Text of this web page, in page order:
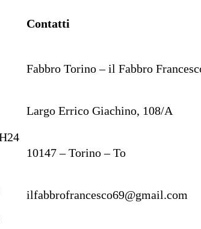
Contatti
Fabbro Torino – il Fabbro
Largo Errico Giachino, 108/A
10147 – Torino – To
ilfabbrofrancesco69@gmail.com